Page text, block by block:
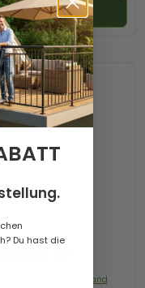
für
€*
0% MwSt. zzgl. Versand
Du hast die